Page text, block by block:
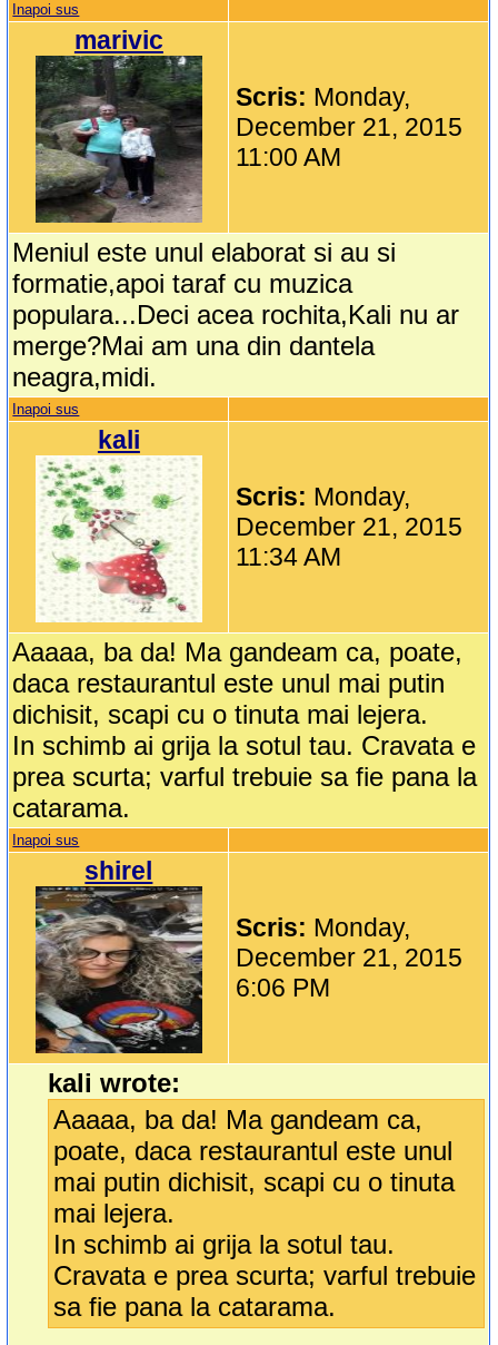
Inapoi sus
marivic
Scris: Monday,
December 21, 2015
11:00 AM
Meniul este unul elaborat si au si
formatie,apoi taraf cu muzica
populara...Deci acea rochita,Kali nu ar
merge?Mai am una din dantela
neagra,midi.
Inapoi sus
kali
Scris: Monday,
December 21, 2015
11:34 AM
Aaaaa, ba da! Ma gandeam ca, poate,
daca restaurantul este unul mai putin
dichisit, scapi cu o tinuta mai lejera.
In schimb ai grija la sotul tau. Cravata e
prea scurta; varful trebuie sa fie pana la
catarama.
Inapoi sus
shirel
Scris: Monday,
December 21, 2015
6:06 PM
kali wrote:
Aaaaa, ba da! Ma gandeam ca,
poate, daca restaurantul este unul
mai putin dichisit, scapi cu o tinuta
mai lejera.
In schimb ai grija la sotul tau.
Cravata e prea scurta; varful trebuie
sa fie pana la catarama.